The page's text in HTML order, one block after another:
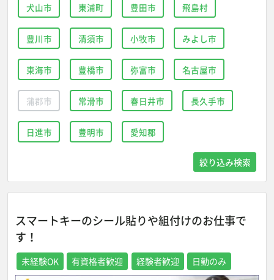
犬山市 東浦町 豊田市 飛島村
豊川市 清須市 小牧市 みよし市
東海市 豊橋市 弥富市 名古屋市
蒲郡市 常滑市 春日井市 長久手市
日進市 豊明市 愛知郡
絞り込み検索
スマートキーのシール貼りや組付けのお仕事で
す！
未経験OK 有資格者歓迎 経験者歓迎 日勤のみ